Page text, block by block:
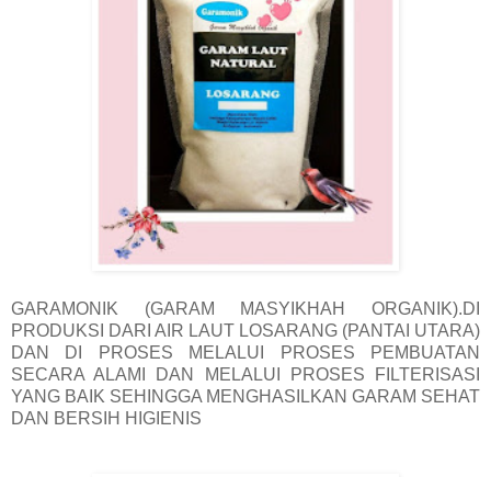
GARAMONIK (GARAM MASYIKHAH ORGANIK).DI
PRODUKSI DARI AIR LAUT LOSARANG (PANTAI UTARA)
DAN DI PROSES MELALUI PROSES PEMBUATAN
SECARA ALAMI DAN MELALUI PROSES FILTERISASI
YANG BAIK SEHINGGA MENGHASILKAN GARAM SEHAT
DAN BERSIH HIGIENIS